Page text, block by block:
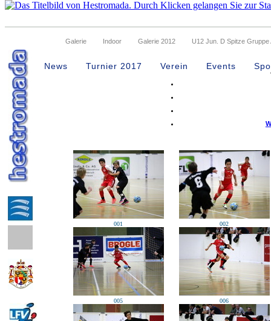
News Turnier 2017 Verein Events
Galerie Indoor Galerie 2012 U12 Jun. D Spitze Gruppe
207 Treffer gefunden
001 002
005 006